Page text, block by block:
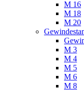
M 16
M 18
M 20
M 3
M 4
M 5
M 6
M 8